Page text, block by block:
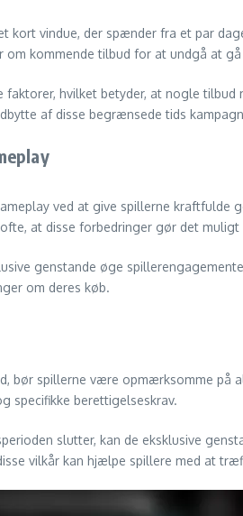
vindue, der spænder fra et par
kommende tilbud for at undgå at
hvilket betyder, at nogle
af disse begrænsede tids
ved at give spillerne kraftfulde
at disse forbedringer gør det
genstande øge
om deres køb.
bør spillerne være opmærksomme
specifikke berettigelseskrav.
slutter, kan de eksklusive
vilkår kan hjælpe spillere med at